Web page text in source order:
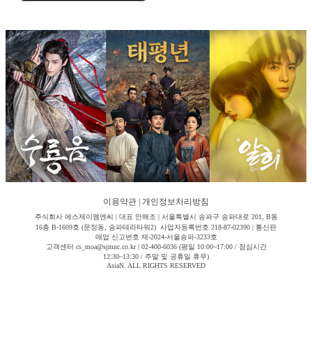
이용약관 개인정보처리방침
주식회사 에스제이엠엔씨 | 대표 안해조 | 서울특별시 송파구 송파대로 201, B동
16층 B-1609호 (문정동, 송파테라타워2) 사업자등록번호 218-87-02390 | 통신판
매업 신고번호 제-2024-서울송파-3233호
고객센터 cs_moa@sjmnc.co.kr | 02-400-6036 (평일 10:00~17:00 / 점심시간
12:30~13:30 / 주말 및 공휴일 휴무)
AsiaN. ALL RIGHTS RESERVED